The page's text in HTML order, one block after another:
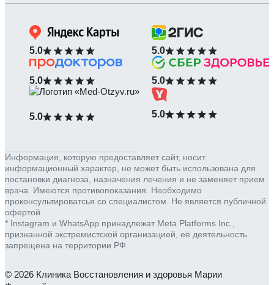
5.0 5.0
5.0 5.0
5.0 5.0
© 2026 Клиника Восстановления и здоровья Марии
Информация, которую предоставляет сайт, носит
информационный характер, не может быть использована для
постановки диагноза, назначения лечения и не заменяет прием
врача. Имеются противопоказания. Необходимо
проконсультироватсья со специалистом. Не является публичной
офертой.
* Instagram и WhatsApp принадлежат Meta Platforms Inc.,
признанной экстремистской организацией, её деятельность
запрещена на территории РФ.